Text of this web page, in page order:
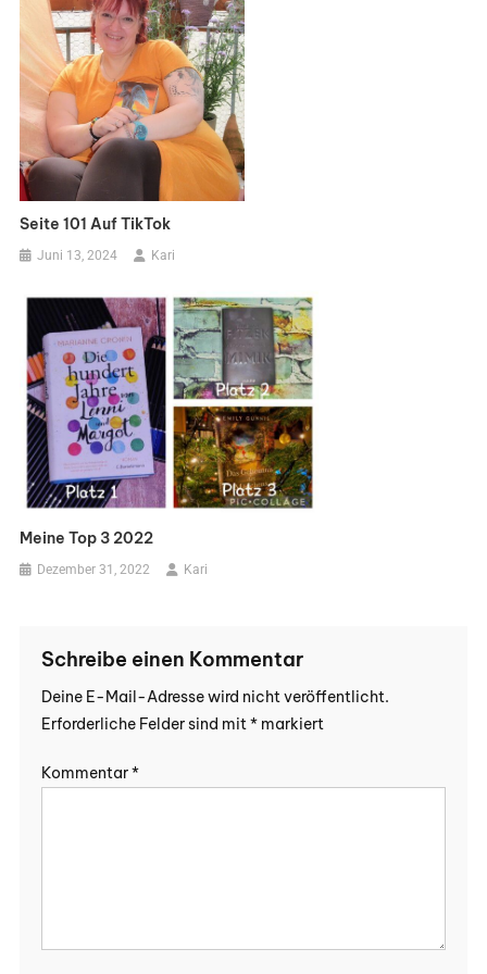
Seite 101 Auf TikTok
Juni 13, 2024 Kari
Meine Top 3 2022
Dezember 31, 2022 Kari
Schreibe einen Kommentar
Deine E-Mail-Adresse wird nicht veröffentlicht.
Erforderliche Felder sind mit*markiert
Kommentar*